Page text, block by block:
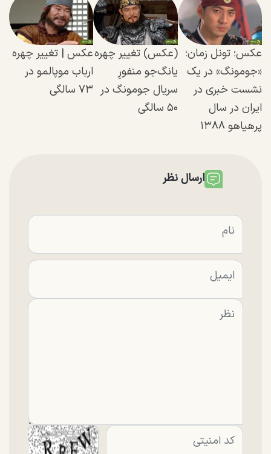
عکس؛ تونل زمان؛
«جومونگ» در یک
نشست خبری در
ایران در سال
پرهیاهو ۱۳۸۸
(عکس) تغییر چهره
یانگ‌جو منفورِ
سریال جومونگ در
۵۰ سالگی
عکس | تغییر چهره
ارباب موپالمو در
۷۳ سالگی
ارسال نظر